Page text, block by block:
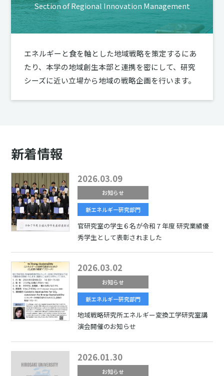
Section of Regional Innovation Management
エネルギーと食を軸とした地域戦略を策定するにあ
たり、本学の地域創生本部と連携を密にして、研究
シーズに近い立場から地域の戦略企画を行います。
新着情報
2026.03.09
お知らせ
新エネルギー研究部門
官研究室の学生６名が令和７年度 研究業績優
秀学生として表彰されました
2026.03.02
お知らせ
新エネルギー研究部門
地域戦略研究所エネルギー変換工学研究室講
演会開催のお知らせ
2026.01.30
お知らせ